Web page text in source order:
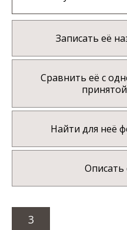
Записать её
Сравнить её с
Найти для неё
Описать
3